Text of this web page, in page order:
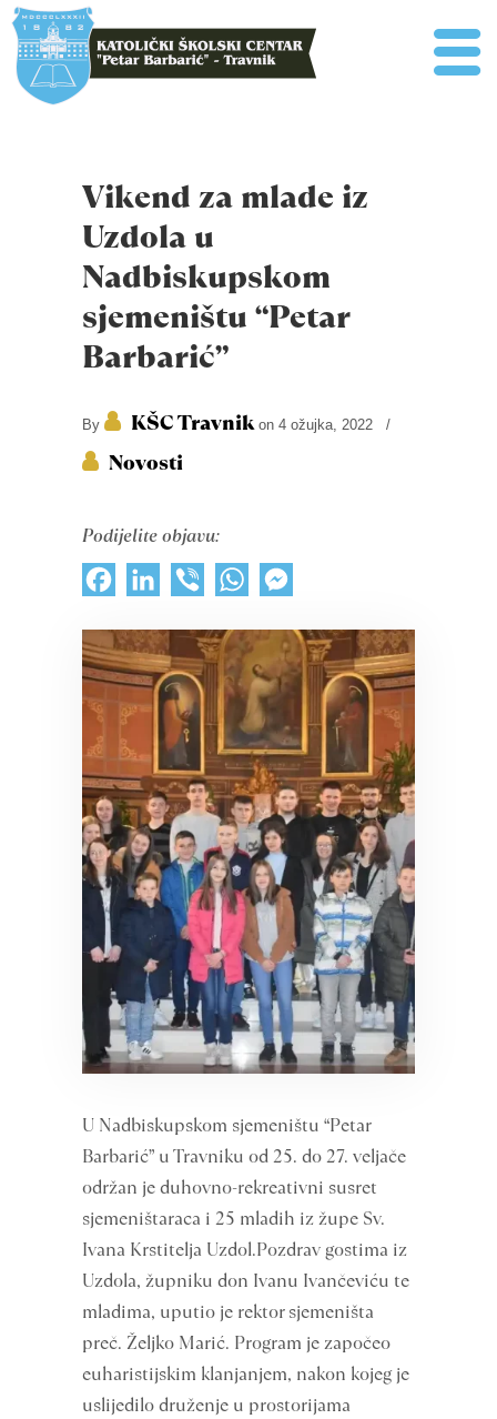
Vikend za mlade iz
Uzdola u
Nadbiskupskom
sjemeništu “Petar
Barbarić”
By KŠC Travnikon 4 ožujka, 2022 /
Novosti
Podijelite objavu:
FacebookLinkedInViber WhatsApp
U Nadbiskupskom sjemeništu “Petar
Barbarić” u Travniku od 25. do 27. veljače
održan je duhovno-rekreativni susret
sjemeništaraca i 25 mladih iz župe Sv.
Ivana Krstitelja Uzdol.Pozdrav gostima iz
Uzdola, župniku don Ivanu Ivančeviću te
mladima, uputio je rektor sjemeništa
preč. Željko Marić. Program je započeo
euharistijskim klanjanjem, nakon kojeg je
uslijedilo druženje u prostorijama